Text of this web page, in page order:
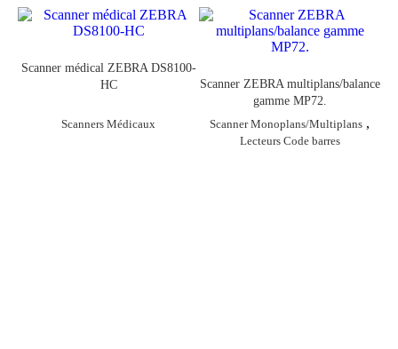
Scanner médical ZEBRA DS8100-
HC
Scanners Médicaux
Scanner ZEBRA multiplans/balance
gamme MP72.
Scanner Monoplans/Multiplans ,
Lecteurs Code barres